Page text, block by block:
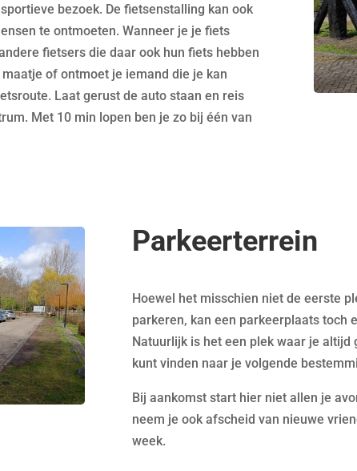
bezoek. De fietsenstalling kan ook
te ontmoeten. Wanneer je je fiets
fietsers die daar ook hun fiets hebben
of ontmoet je iemand die je kan
Laat gerust de auto staan en reis
Met 10 min lopen ben je zo bij één van
Parkeerterrein
Hoewel het misschien niet de eerste
parkeren, kan een parkeerplaats toch
Natuurlijk is het een plek waar je
kunt vinden naar je volgende
Bij aankomst start hier niet allen je
neem je ook afscheid van nieuwe
week.